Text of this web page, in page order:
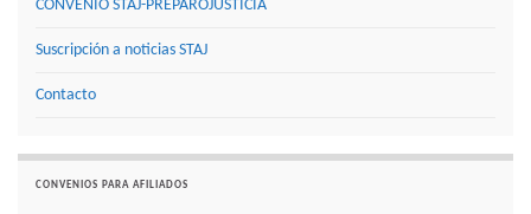
CONVENIO STAJ-PREPAROJUSTICIA
Suscripción a noticias STAJ
Contacto
CONVENIOS PARA AFILIADOS